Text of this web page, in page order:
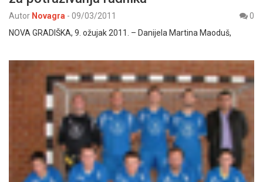
Autor Novagra - 09/03/2011
0
NOVA GRADIŠKA, 9. ožujak 2011. – Danijela Martina Maoduš,